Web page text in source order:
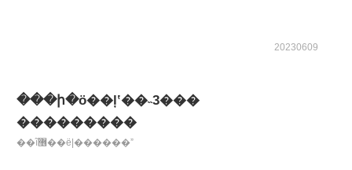
20230609
���ի�ӧ��ļʽ��˵3���
���������
��ĩ޶��ë|������ˮ